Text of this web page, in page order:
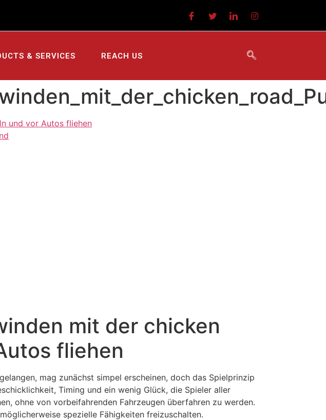
& SERVICES REACH US
und vor Autos fliehen
mit der chicken
fliehen
mag zunächst simpel erscheinen, doch das Spielprinzip
Timing und ein wenig Glück, die Spieler aller
ohne von vorbeifahrenden Fahrzeugen überfahren zu werden.
spezielle Fähigkeiten freizuschalten.